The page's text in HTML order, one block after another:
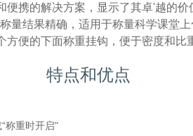
携的解决方案，显示了其卓'越的
量结果精确，适用于称量科学课堂
便的下面称重挂钩，便于密度和比
特点和优点
称重时开启"